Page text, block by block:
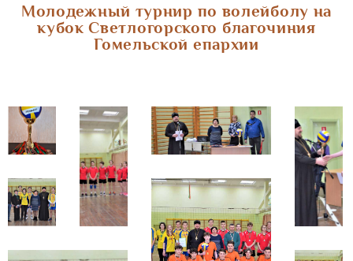
Молодежный турнир по волейболу на
кубок Светлогорского благочиния
Гомельской епархии